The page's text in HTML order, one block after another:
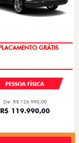
OPORTUNIDADE
PESSOA FÍSICA
De: R$ 126.990,00
R$ 119.990,00